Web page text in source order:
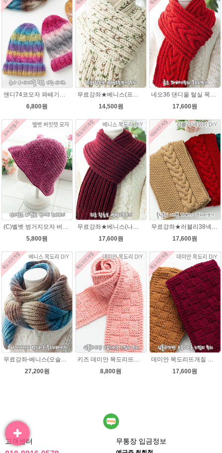
6,800원
14,500원
17,600원
(C)벨벳 벙거지모자 버킷햇 코바늘뜨기벨벳모자뜨개질 패키지
5,800원
무료강좌★베니스(나코폴라) 목도리DIY패키지(줄바늘포함)
17,600원
무료강좌★러블리38넥워머★나코폴라 꽈배기넥워머뜨기 뜨개질
17,600원
27,200원
8,800원
17,600원
고객센터 무통장 입금정보